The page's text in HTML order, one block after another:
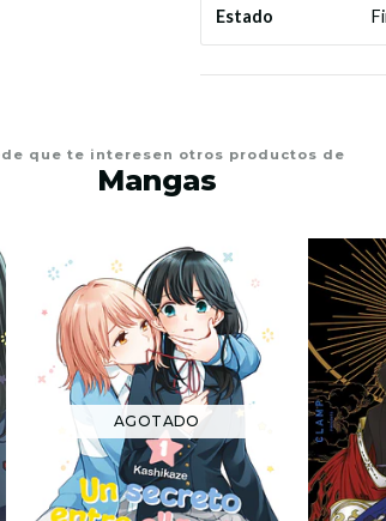
Estado
que te interesen otros productos de
Mangas
AGOTADO